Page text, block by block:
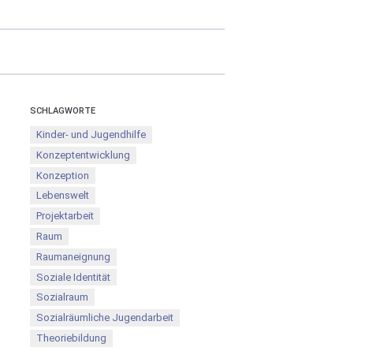
SCHLAGWORTE
Kinder- und Jugendhilfe
Konzeptentwicklung
Konzeption
Lebenswelt
Projektarbeit
Raum
Raumaneignung
Soziale Identität
Sozialraum
Sozialräumliche Jugendarbeit
Theoriebildung